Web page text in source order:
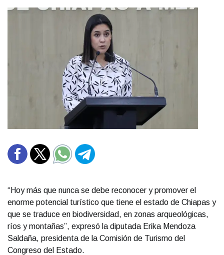
“Hoy más que nunca se debe reconocer y promover el
enorme potencial turístico que tiene el estado de Chiapas y
que se traduce en biodiversidad, en zonas arqueológicas,
ríos y montañas”, expresó la diputada Erika Mendoza
Saldaña, presidenta de la Comisión de Turismo del
Congreso del Estado.